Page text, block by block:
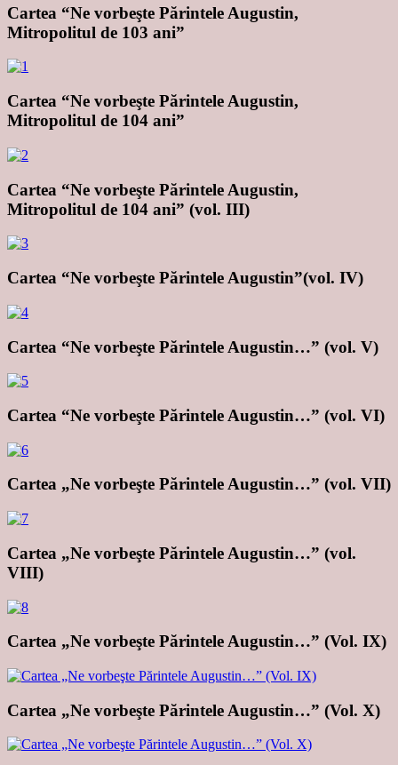
Cartea “Ne vorbeşte Părintele Augustin,
Mitropolitul de 103 ani”
Cartea “Ne vorbeşte Părintele Augustin,
Mitropolitul de 104 ani”
Cartea “Ne vorbeşte Părintele Augustin,
Mitropolitul de 104 ani” (vol. III)
Cartea “Ne vorbeşte Părintele Augustin”(vol. IV)
Cartea “Ne vorbeşte Părintele Augustin…” (vol. V)
Cartea “Ne vorbeşte Părintele Augustin…” (vol. VI)
Cartea „Ne vorbeşte Părintele Augustin…” (vol. VII)
Cartea „Ne vorbeşte Părintele Augustin…” (vol.
VIII)
Cartea „Ne vorbeşte Părintele Augustin…” (Vol. IX)
Cartea „Ne vorbeşte Părintele Augustin…” (Vol. X)